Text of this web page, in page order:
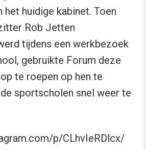
het huidige kabinet. Toen
Rob Jetten
tijdens een werkbezoek
gebruikte Forum deze
te roepen op hen te
sportscholen snel weer te
p/CLhvIeRDlcx/